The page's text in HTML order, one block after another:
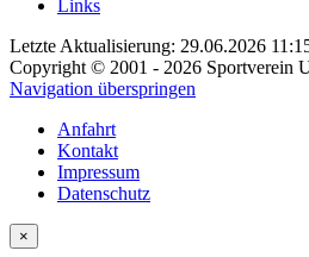
Links
Letzte Aktualisierung: 29.06.2026
Copyright © 2001 - 2026 Sportverein
Navigation überspringen
Anfahrt
Kontakt
Impressum
Datenschutz
×